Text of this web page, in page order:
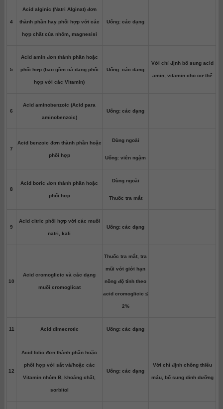
4
Acid alginic (Natri Alginat) đơn
thành phần hay phối hợp với các
hợp chất của nhôm, magnesisi
Uống: các dạng
5
Acid amin đơn thành phần hoặc
phối hợp (bao gồm cả dạng phối
hợp với các Vitamin)
Uống: các dạng
Với chỉ định bổ sung acid
amin, vitamin cho cơ thể
6
Acid aminobenzoic (Acid para
aminobenzoic)
Uống: các dạng
7
Acid benzoic đơn thành phần hoặc
phối hợp
Dùng ngoài
Uống: viên ngậm
8
Acid boric đơn thành phần hoặc
phối hợp
Dùng ngoài
Thuốc tra mắt
9
Acid citric phối hợp với các muối
natri, kali
Uống: các dạng
10
Acid cromoglicic và các dạng
muối cromoglicat
Thuốc tra mắt, tra
mũi với giới hạn
nồng độ tính theo
acid cromoglicic ≤
2%
11 Acid dimecrotic Uống: các dạng
12
Acid folic đơn thành phần hoặc
phối hợp với sắt và/hoặc các
Vitamin nhóm B, khoáng chất,
sorbitol
Uống: các dạng
Với chỉ định chống thiếu
máu, bổ sung dinh dưỡng